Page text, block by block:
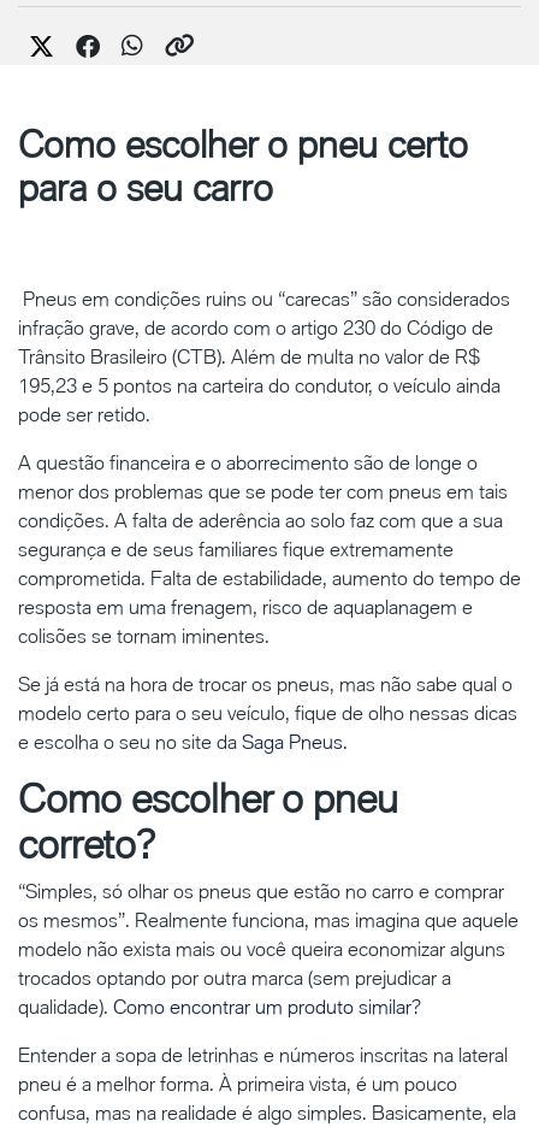
Como escolher o pneu certo
para o seu carro
Pneus em condições ruins ou “carecas” são considerados
infração grave, de acordo com o artigo 230 do Código de
Trânsito Brasileiro (CTB). Além de multa no valor de R$
195,23 e 5 pontos na carteira do condutor, o veículo ainda
pode ser retido.
A questão financeira e o aborrecimento são de longe o
menor dos problemas que se pode ter com pneus em tais
condições. A falta de aderência ao solo faz com que a sua
segurança e de seus familiares fique extremamente
comprometida. Falta de estabilidade, aumento do tempo de
resposta em uma frenagem, risco de aquaplanagem e
colisões se tornam iminentes.
Se já está na hora de trocar os pneus, mas não sabe qual o
modelo certo para o seu veículo, fique de olho nessas dicas
e escolha o seu no site da Saga Pneus.
Como escolher o pneu
correto?
“Simples, só olhar os pneus que estão no carro e comprar
os mesmos”. Realmente funciona, mas imagina que aquele
modelo não exista mais ou você queira economizar alguns
trocados optando por outra marca (sem prejudicar a
qualidade). Como encontrar um produto similar?
Entender a sopa de letrinhas e números inscritas na lateral
pneu é a melhor forma. À primeira vista, é um pouco
confusa, mas na realidade é algo simples. Basicamente, ela